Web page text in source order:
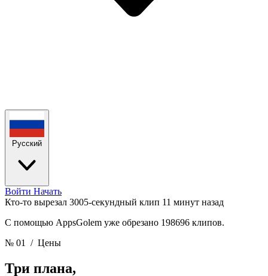
Русский
Войти Начать
Кто-то вырезал 3005-секундный клип 11 минут назад
С помощью AppsGolem уже обрезано 198696 клипов.
№ 01
/ Цены
Три плана,